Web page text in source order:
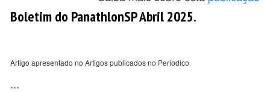
Boletim do PanathlonSP Abril 2025.
Artigo apresentado no Artigos publicados no Periodico
...